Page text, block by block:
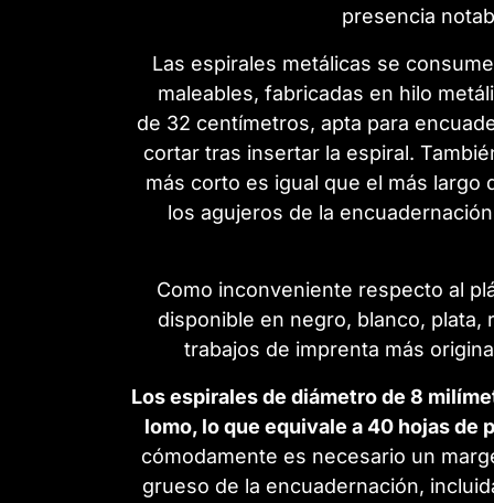
presencia
Las espirales metálicas se
maleables, fabricadas en hilo
de 32 centímetros, apta para
cortar tras insertar la espiral.
más corto es igual que el más largo
los agujeros de la
Como inconveniente respecto al
disponible en negro, blanco,
trabajos de imprenta más
Los espirales de diámetro de 8
lomo, lo que equivale a 40 hojas de
cómodamente es necesario un
grueso de la encuadernación,